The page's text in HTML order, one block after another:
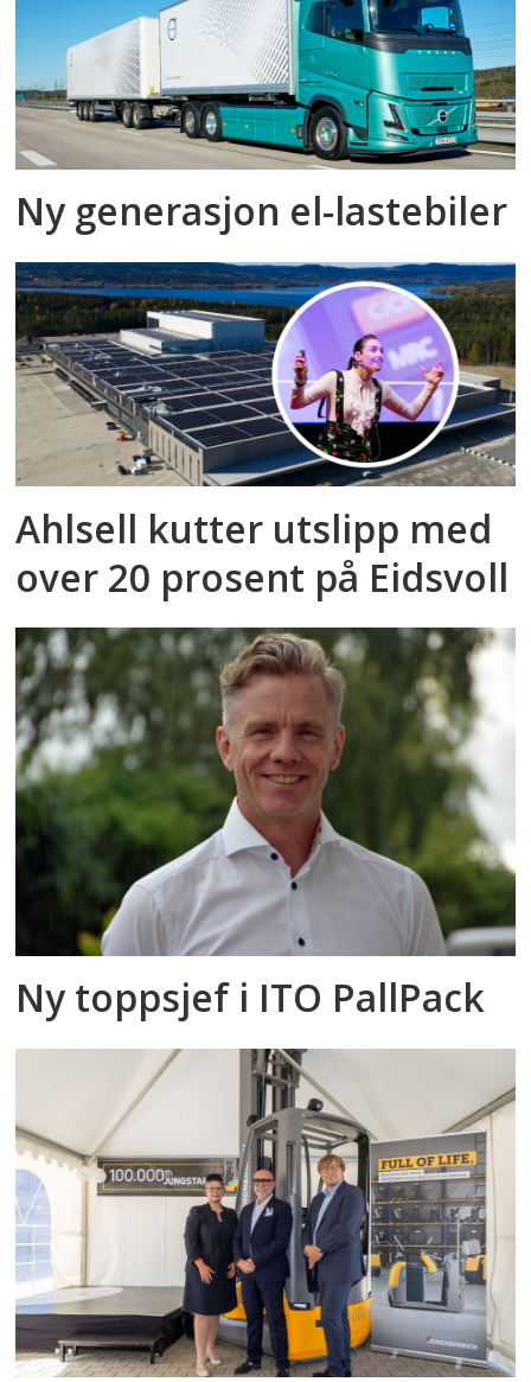
Ny generasjon el-lastebiler
Ahlsell kutter utslipp med
over 20 prosent på Eidsvoll
Ny toppsjef i ITO PallPack